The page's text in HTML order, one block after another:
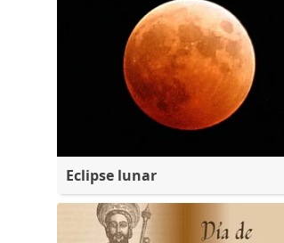
Eclipse lunar